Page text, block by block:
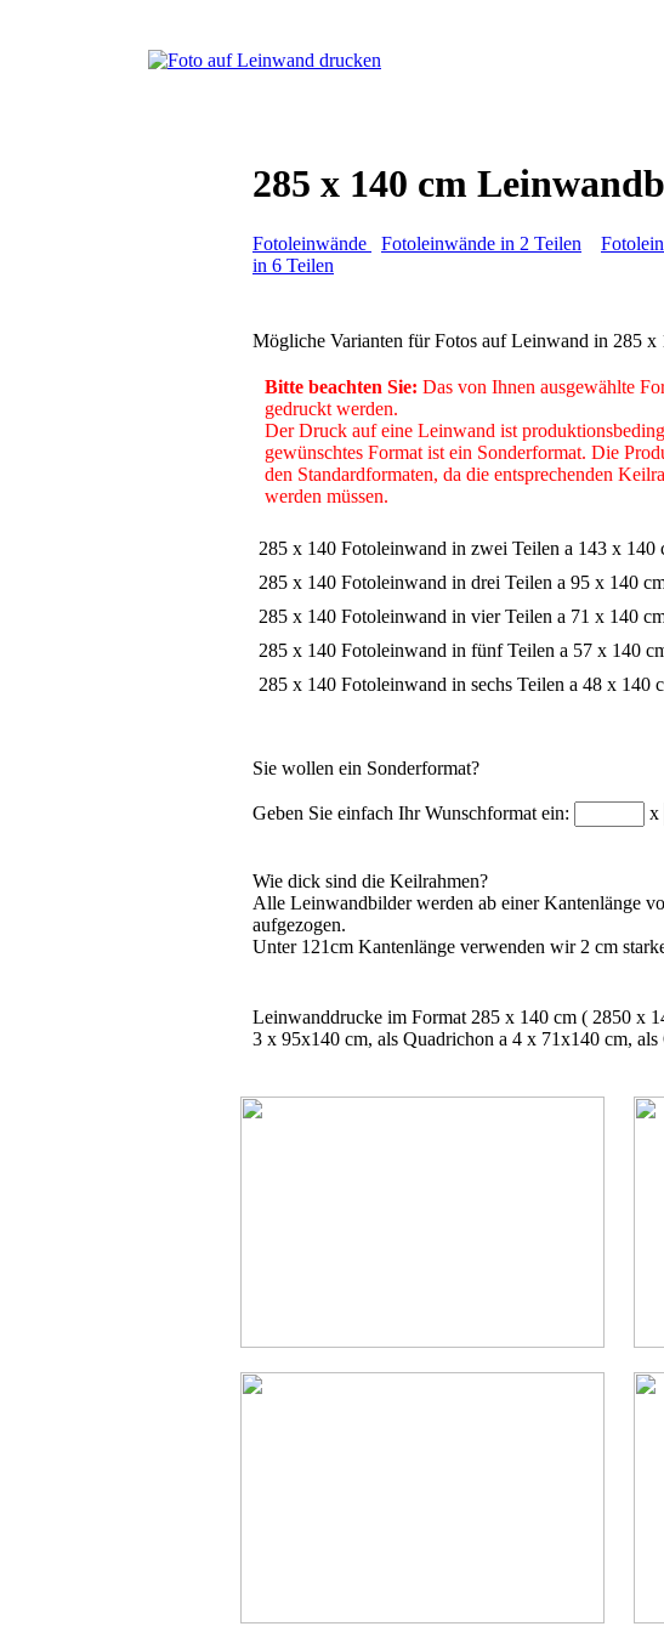
285 x 140 cm
Fotoleinwände Fotoleinwände in 2 Teilen
in 6 Teilen
Mögliche Varianten für Fotos auf Leinwand in 285 x
Bitte beachten Sie: Das von Ihnen ausgewählte
gedruckt werden.
Der Druck auf eine Leinwand ist
gewünschtes Format ist ein Sonderformat. Die
den Standardformaten, da die entsprechenden
werden müssen.
285 x 140 Fotoleinwand in zwei Teilen a 143 x 140
285 x 140 Fotoleinwand in drei Teilen a 95 x 140
285 x 140 Fotoleinwand in vier Teilen a 71 x 140
285 x 140 Fotoleinwand in fünf Teilen a 57 x 140
285 x 140 Fotoleinwand in sechs Teilen a 48 x 140
Sie wollen ein Sonderformat?
Geben Sie einfach Ihr Wunschformat ein: x
Wie dick sind die Keilrahmen?
Alle Leinwandbilder werden ab einer Kantenlänge
aufgezogen.
Unter 121cm Kantenlänge verwenden wir 2 cm
Leinwanddrucke im Format 285 x 140 cm ( 2850 x
3 x 95x140 cm, als Quadrichon a 4 x 71x140 cm,